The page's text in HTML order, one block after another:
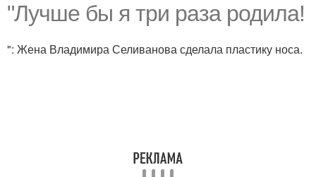
"Лучше бы я три раза родила!
": Жена Владимира Селиванова сделала пластику носа.